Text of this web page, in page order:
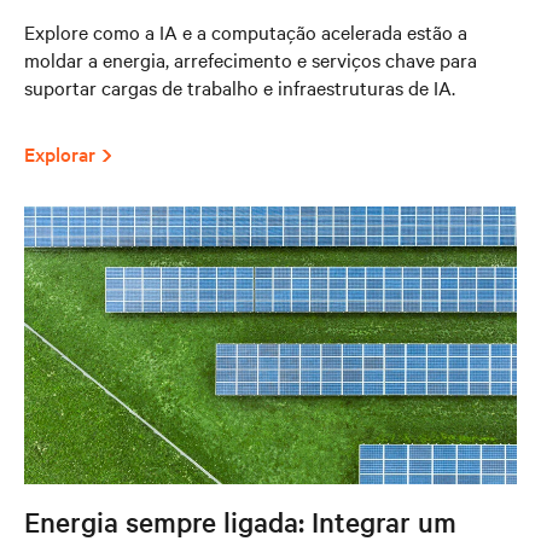
Explore como a IA e a computação acelerada estão a
moldar a energia, arrefecimento e serviços chave para
suportar cargas de trabalho e infraestruturas de IA.
Explorar
Energia sempre ligada: Integrar um